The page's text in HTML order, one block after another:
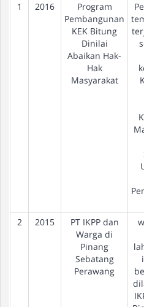
1
2016
Program
Pembangunan
KEK Bitung
Dinilai
Abaikan Hak-
Hak
Masyarakat
2 2015
PT IKPP dan
Warga di
Pinang
Sebatang
Perawang